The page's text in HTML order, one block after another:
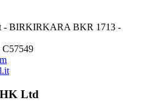
- BIRKIRKARA BKR 1713 -
C57549
HK Ltd